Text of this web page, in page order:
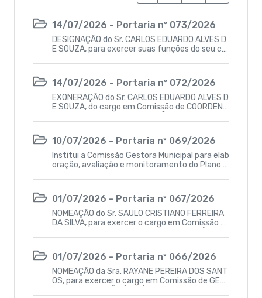
14/07/2026 - Portaria nº 073/2026
DESIGNAÇÃO do Sr. CARLOS EDUARDO ALVES D
E SOUZA, para exercer suas funções do seu car
cado para outra Secretaria, a critério da admin
istração municipal em função das necessidade
s do município.
14/07/2026 - Portaria nº 072/2026
EXONERAÇÃO do Sr. CARLOS EDUARDO ALVES D
E SOUZA, do cargo em Comissão de COORDENA
utura e Agricultura do Município de Juripiranga
-PB.
10/07/2026 - Portaria nº 069/2026
Institui a Comissão Gestora Municipal para elab
oração, avaliação e monitoramento do Plano M
para a educação municipal.
01/07/2026 - Portaria nº 067/2026
NOMEAÇÃO do Sr. SAULO CRISTIANO FERREIRA
DA SILVA, para exercer o cargo em Comissão d
etaria Municipal de Saúde de Juripiranga-PB.
01/07/2026 - Portaria nº 066/2026
NOMEAÇÃO da Sra. RAYANE PEREIRA DOS SANT
OS, para exercer o cargo em Comissão de GER